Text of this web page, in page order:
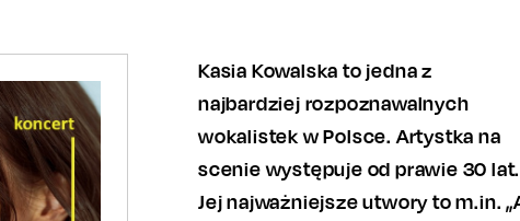
Kasia Kowalska to jedna z
najbardziej rozpoznawalnych
wokalistek w Polsce. Artystka na
scenie występuje od prawie 30 lat.
Jej najważniejsze utwory to m.in.